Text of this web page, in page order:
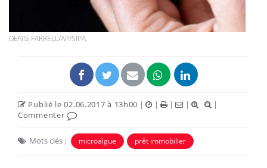
DENIS FARRELL/AP/SIPA
Publié le 02.06.2017 à 13h00 | | | |
|
Commenter
Mots clés : microalgue prêt immobilier